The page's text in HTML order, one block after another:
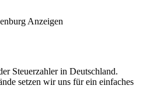
Anzeigen
Steuerzahler in Deutschland.
setzen wir uns für ein einfaches